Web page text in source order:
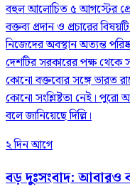
বহুল আলোচিত ৫ আগস্টের
বক্তব্য প্রদান ও প্রচারের
নিজেদের অবস্থান অত্যন্ত
দেশটির সরকারের পক্ষ থেকে
কোনো বক্তব্যের সঙ্গে ভারত
কোনো সংশ্লিষ্টতা নেই। পুরো
বলে জানিয়েছে দিল্লি।
২ দিন আগে
বড় দুঃসংবাদ: আবারও